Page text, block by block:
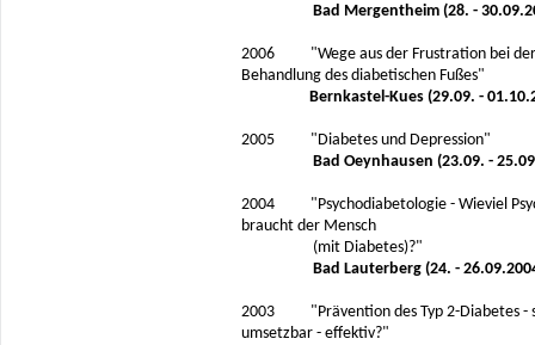
Bad Mergentheim (28. -
2006 "Wege aus der Frustration bei der
Behandlung des diabetischen Fußes"
Bernkastel-Kues (29.09. -
2005 "Diabetes und Depression"
Bad Oeynhausen (23.09. -
2004 "Psychodiabetologie - Wieviel
braucht der Mensch
(mit Diabetes)?"
Bad Lauterberg (24. -
2003 "Prävention des Typ 2-Diabetes -
umsetzbar - effektiv?"